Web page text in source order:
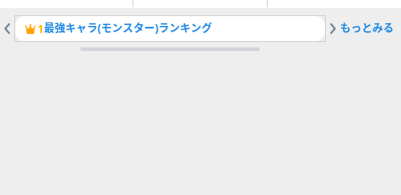
1最強キャラ(モンスター)ランキング 2監修者
もっとみる